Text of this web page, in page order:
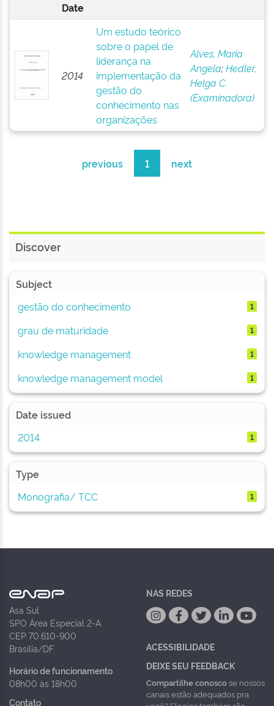
Date
2014
Um estudo teórico
sobre o papel de
liderança na
implementação da
gestão do
conhecimento nas
organizações
Alves, Maria
Angela;Hedler,
Helga C.
(Examinadora)
previous 1 next
Discover
Subject
gestão do conhecimento
1
grau de maturidade 1
knowledge management 1
knowledge management model 1
Date issued
2014
1
Type
Monografia/ TCC
1
Asa Sul
SPO Área Especial 2-A
CEP 70.610-900
Brasília/DF
Horário de funcionamento
08h00 às 18h00
Contato
NAS REDES
ACESSIBILIDADE
DEIXE SEU FEEDBACK
Compartilhe conoscose nossos
canais estão adequados pra